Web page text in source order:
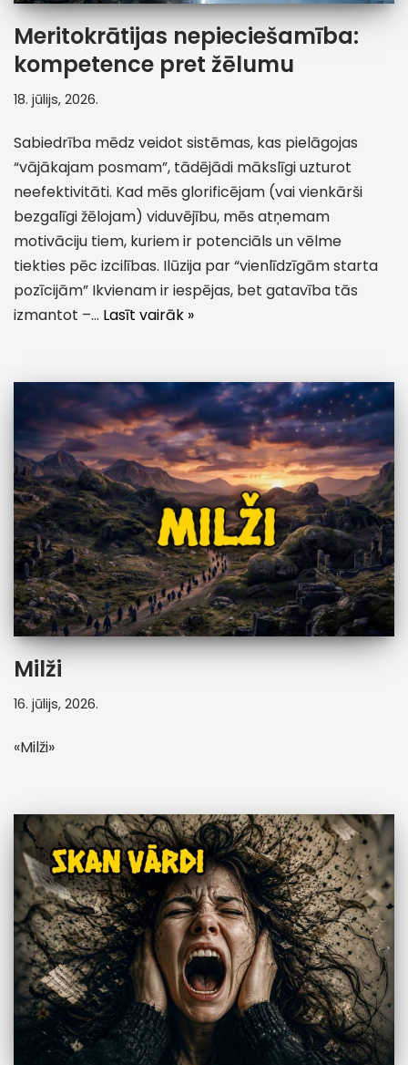
Meritokrātijas nepieciešamība:
kompetence pret žēlumu
18. jūlijs, 2026.
Sabiedrība mēdz veidot sistēmas, kas pielāgojas
“vājākajam posmam”, tādējādi mākslīgi uzturot
neefektivitāti. Kad mēs glorificējam (vai vienkārši
bezgalīgi žēlojam) viduvējību, mēs atņemam
motivāciju tiem, kuriem ir potenciāls un vēlme
tiekties pēc izcilības. Ilūzija par “vienlīdzīgām starta
pozīcijām” Ikvienam ir iespējas, bet gatavība tās
izmantot –… Lasīt vairāk »
Milži
16. jūlijs, 2026.
«Milži»